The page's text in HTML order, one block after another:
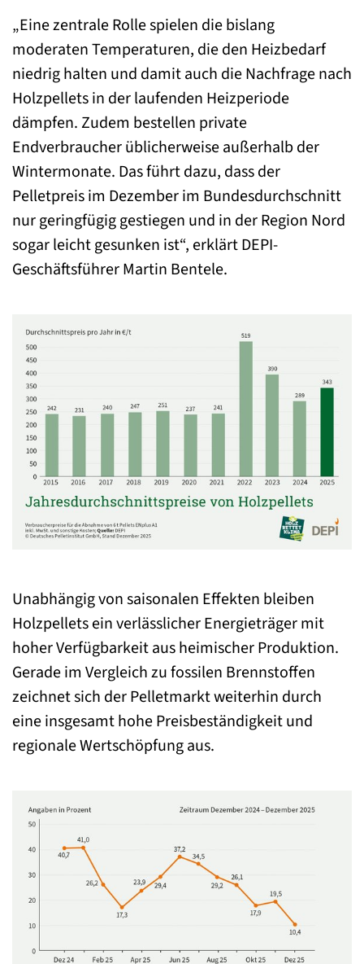
„Eine zentrale Rolle spielen die bislang
moderaten Temperaturen, die den Heizbedarf
niedrig halten und damit auch die Nachfrage nach
Holzpellets in der laufenden Heizperiode
dämpfen. Zudem bestellen private
Endverbraucher üblicherweise außerhalb der
Wintermonate. Das führt dazu, dass der
Pelletpreis im Dezember im Bundesdurchschnitt
nur geringfügig gestiegen und in der Region Nord
sogar leicht gesunken ist“, erklärt DEPI-
Geschäftsführer Martin Bentele.
Unabhängig von saisonalen Effekten bleiben
Holzpellets ein verlässlicher Energieträger mit
hoher Verfügbarkeit aus heimischer Produktion.
Gerade im Vergleich zu fossilen Brennstoffen
zeichnet sich der Pelletmarkt weiterhin durch
eine insgesamt hohe Preisbeständigkeit und
regionale Wertschöpfung aus.